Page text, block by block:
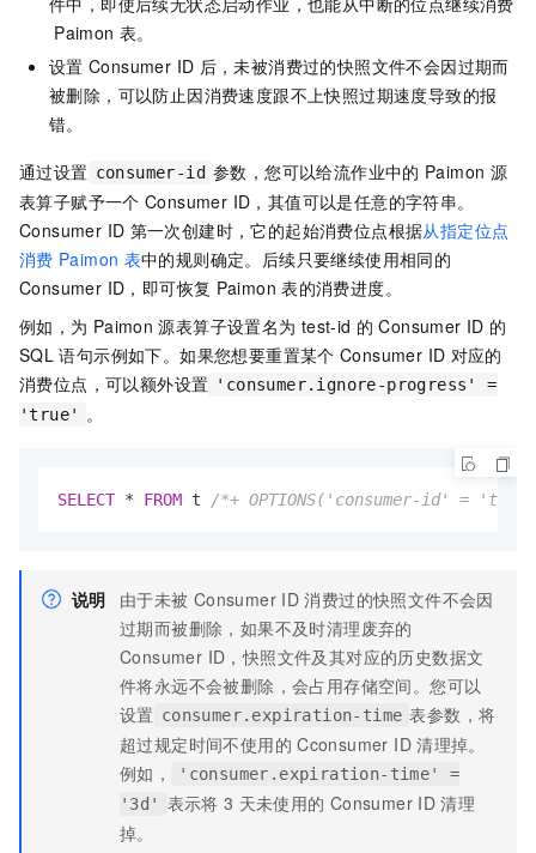
Paimon 表。
设置 Consumer ID 后，未被消费过的快照文件不会因过期而
被删除，可以防止因消费速度跟不上快照过期速度导致的报
错。
通过设置 consumer-id 参数，您可以给流作业中的 Paimon 源
表算子赋予一个 Consumer ID，其值可以是任意的字符串。
Consumer ID 第一次创建时，它的起始消费位点根据从指定位点
消费 Paimon 表中的规则确定。后续只要继续使用相同的
Consumer ID，即可恢复 Paimon 表的消费进度。
例如，为 Paimon 源表算子设置名为 test-id 的 Consumer ID 的
SQL 语句示例如下。如果您想要重置某个 Consumer ID 对应的
消费位点，可以额外设置 'consumer.ignore-progress' =
'true'
。
SELECT * FROM t /*+ OPTIONS('consumer-id' =
说明 由于未被 Consumer ID 消费过的快照文件不会因
过期而被删除，如果不及时清理废弃的
Consumer ID，快照文件及其对应的历史数据文
件将永远不会被删除，会占用存储空间。您可以
设置 consumer.expiration-time 表参数，将
超过规定时间不使用的 Cconsumer ID 清理掉。
例如，
'consumer.expiration-time' =
'3d'
表示将 3 天未使用的 Consumer ID 清理
掉。